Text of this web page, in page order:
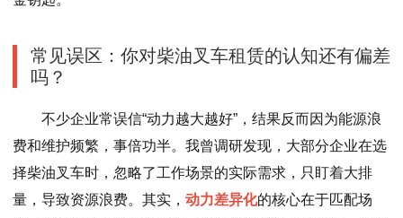
常见误区：你对柴油叉车租赁的认知还有偏差
吗？
不少企业常误信“动力越大越好”，结果反而因为能源浪
费和维护频繁，事倍功半。我曾调研发现，大部分企业在选
择柴油叉车时，忽略了工作场景的实际需求，只盯着大排
量，导致资源浪费。其实， 动力差异化的核心在于匹配场